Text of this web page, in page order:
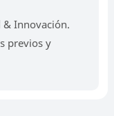
& Innovación.
previos y